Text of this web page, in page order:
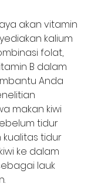
akan vitamin
kalium
folat,
B dalam
Anda
makan kiwi
tidur
tidur
ke dalam
lauk